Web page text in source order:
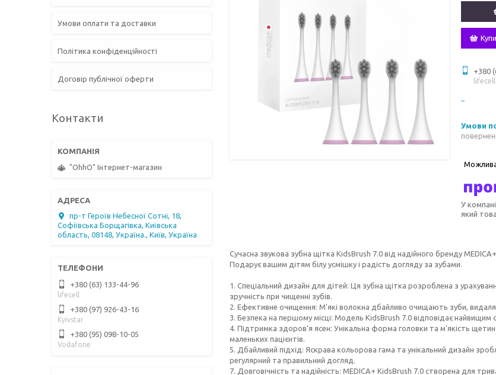
+380
lifecell
У
який
Сучасна звукова зубна щітка KidsBrush 7.0 від надійного бренду MEDICA+
Подарує вашим дітям білу усмішку і радість догляду за зубами.
1. Спеціальний дизайн для дітей: Ця зубна щітка розроблена з
зручність при чищенні зубів.
2. Ефективне очищення: М'які волокна дбайливо очищають зуби,
3. Безпека на першому місці: Модель KidsBrush 7.0 відповідає найвищим
4. Підтримка здоров'я ясен: Унікальна форма головки та м'якість
маленьких пацієнтів.
5. Дбайливий підхід: Яскрава кольорова гама та унікальний дизайн
регулярний та правильний догляд.
7. Довговічність та надійність: MEDICA+ KidsBrush 7.0 створена для
Умови оплати та доставки
Політика конфіденційності
Договір публічної оферти
Контакти
"OhhO" Інтернет-магазин
пр-т Героїв Небесної Сотні, 18,
Софіївська Борщагівка, Київська
область, 08148, Україна., Київ, Україна
+380 (63) 133-44-96
lifecell
+380 (97) 926-43-16
Kyivstar
+380 (95) 098-10-05
Vodafone